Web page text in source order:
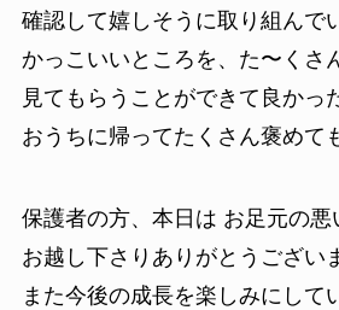
確認して嬉しそうに取り組んで
かっこいいところを、た〜くさ
見てもらうことができて良かっ
おうちに帰ってたくさん褒めて
保護者の方、本日は お足元の悪
お越し下さりありがとうござい
また今後の成長を楽しみにして